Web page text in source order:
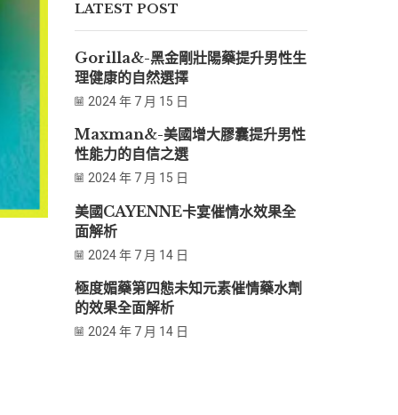
LATEST POST
Gorilla&-黑金剛壯陽藥提升男性生
理健康的自然選擇
2024 年 7 月 15 日
Maxman&-美國增大膠囊提升男性
性能力的自信之選
2024 年 7 月 15 日
美國CAYENNE卡宴催情水效果全
面解析
2024 年 7 月 14 日
極度媚藥第四態未知元素催情藥水劑
的效果全面解析
2024 年 7 月 14 日